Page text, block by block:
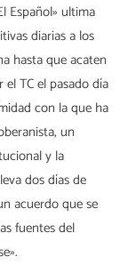
Español» ultima
diarias a los
hasta que acaten
TC el pasado día
con la que ha
un
y la
dos días de
acuerdo que se
fuentes del